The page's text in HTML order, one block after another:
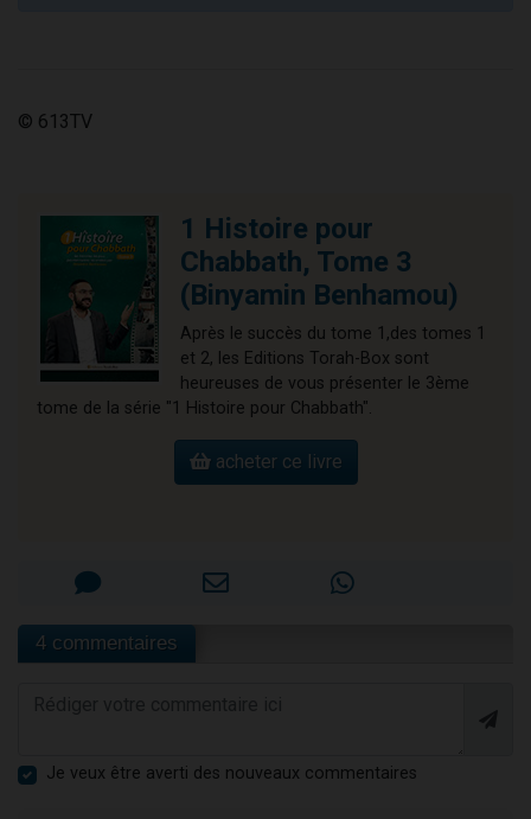
© 613TV
1 Histoire pour
Chabbath, Tome 3
(Binyamin Benhamou)
Après le succès du tome 1,des tomes 1
et 2, les Editions Torah-Box sont
heureuses de vous présenter le 3ème
tome de la série "1 Histoire pour Chabbath".
acheter ce livre
4 commentaires
Je veux être averti des nouveaux commentaires